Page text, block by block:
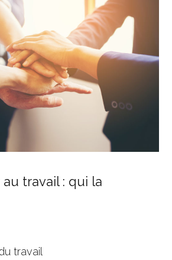
travail : qui la
travail